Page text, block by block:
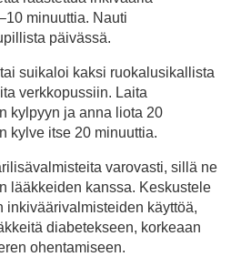
minuuttia. Nauti
päivässä.
suikaloi kaksi ruokalusikallista
verkkopussiin. Laita
kylpyyn ja anna liota 20
kylve itse 20 minuuttia.
varovasti, sillä ne
lääkkeiden kanssa. Keskustele
inkiväärivalmisteiden käyttöä,
diabetekseen, korkeaan
ohentamiseen.